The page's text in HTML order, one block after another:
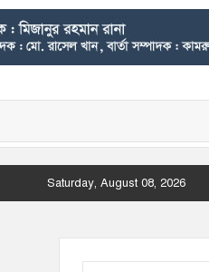
Saturday, August 08, 2026